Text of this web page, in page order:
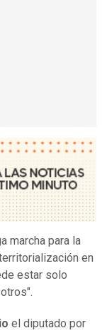
marcha para la
en
estar solo
el diputado por